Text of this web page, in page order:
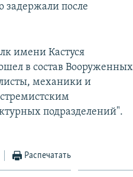
задержали после
имени Кастуся
в состав Вооруженных
механики и
подразделений".
Распечатать